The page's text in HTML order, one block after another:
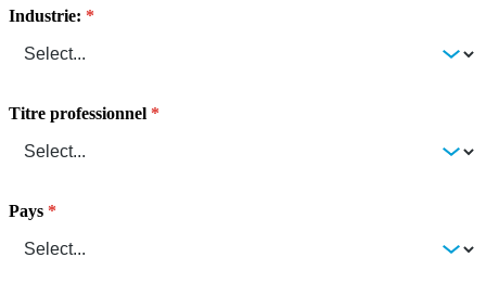
Industrie:
Titre professionnel
Pays